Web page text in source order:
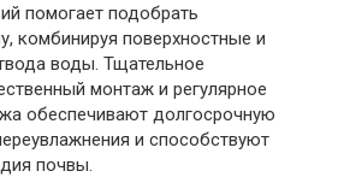
помогает подобрать
комбинируя поверхностные и
воды. Тщательное
монтаж и регулярное
обеспечивают долгосрочную
и способствуют
почвы.